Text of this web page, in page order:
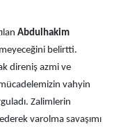
Abdulhakim
belirtti.
direniş azmi ve
vahyin
Zalimlerin
varolma savaşımı